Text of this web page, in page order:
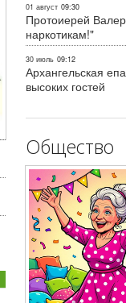
01 август 09:30
Протоиерей
наркотикам!"
30 июль 09:12
Архангельская
высоких гостей
Общество